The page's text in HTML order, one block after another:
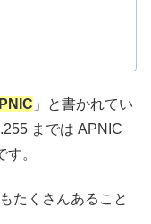
」と書かれてい
までは APNIC
。
たくさんあること